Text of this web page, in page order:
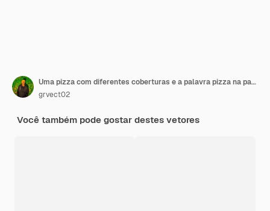
Uma pizza com diferentes coberturas e a palavra pizza na parte de baixo
grvect02
Você também pode gostar destes vetores